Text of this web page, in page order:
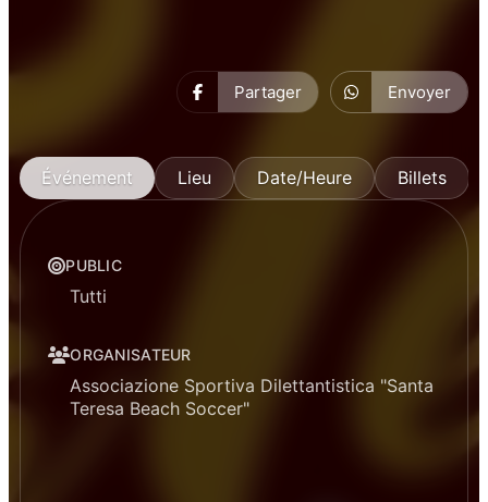
Partager Envoyer
Événement Lieu Date/Heure Billets
PUBLIC
Tutti
ORGANISATEUR
Associazione Sportiva Dilettantistica "Santa
Teresa Beach Soccer"